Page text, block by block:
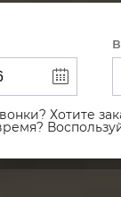
Хотите